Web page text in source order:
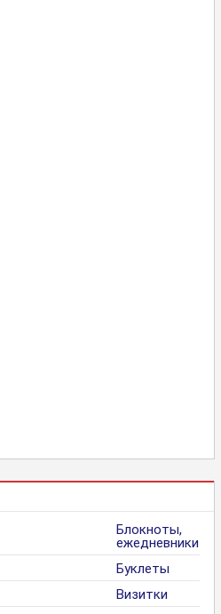
Блокноты,
ежедневники
Буклеты
Визитки